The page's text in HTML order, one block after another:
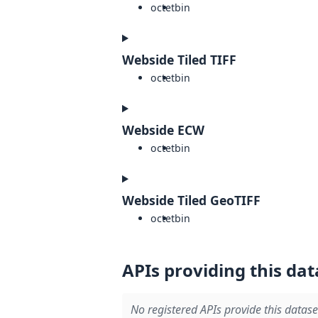
octetbin
Webside Tiled TIFF
octetbin
Webside ECW
octetbin
Webside Tiled GeoTIFF
octetbin
APIs providing this
No registered APIs provide this